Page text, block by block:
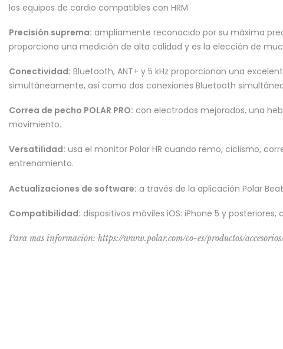
los equipos de cardio compatibles con HRM
Precisión suprema: ampliamente reconocido por su máxima
proporciona una medición de alta calidad y es la elección de
Conectividad: Bluetooth, ANT+ y 5 kHz proporcionan una
simultáneamente, así como dos conexiones Bluetooth
Correa de pecho POLAR PRO: con electrodos mejorados, una
movimiento.
Versatilidad: usa el monitor Polar HR cuando remo, ciclismo,
entrenamiento.
Actualizaciones de software: a través de la aplicación Polar
Compatibilidad: dispositivos móviles iOS: iPhone 5 y
Para mas información: https://www.polar.com/co-es/productos/